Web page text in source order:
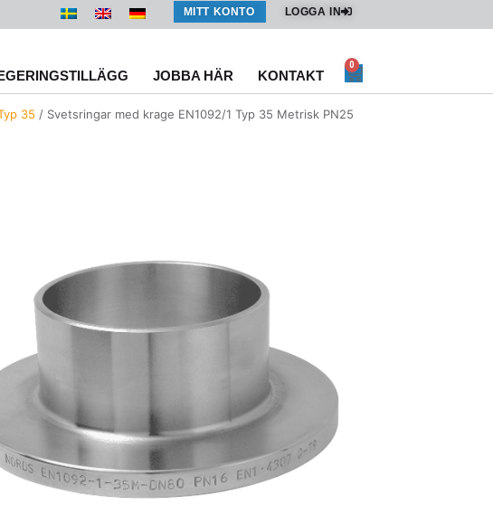
MITT KONTO LOGGA IN
JOBBA HÄR KONTAKT
0
Varukorg
35 / Svetsringar med krage EN1092/1 Typ 35 Metrisk PN25